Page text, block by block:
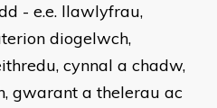
- e.e. llawlyfrau,
diogelwch,
cynnal a chadw,
gwarant a thelerau ac